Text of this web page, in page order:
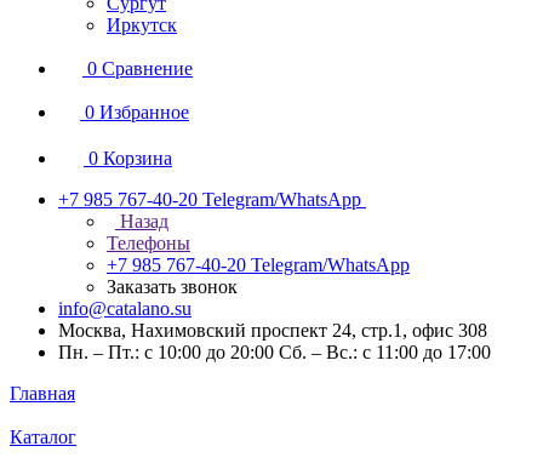
Иркутск
0 Сравнение
0 Избранное
0 Корзина
+7 985 767-40-20 Telegram/WhatsApp
Назад
Телефоны
+7 985 767-40-20 Telegram/WhatsApp
Заказать звонок
info@catalano.su
Москва, Нахимовский проспект 24, стр.1, офис 308
Пн. – Пт.: с 10:00 до 20:00 Сб. – Вс.: с 11:00 до 17:00
Главная
Каталог